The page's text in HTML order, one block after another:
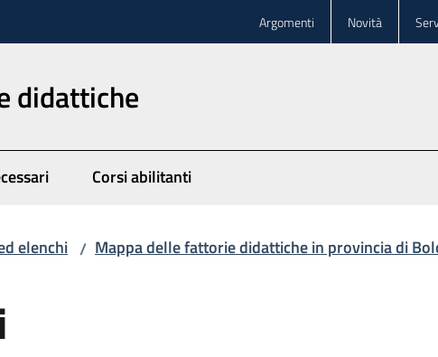
Argomenti Novità
didattiche
Corsi abilitanti
elenchi / Mappa delle fattorie didattiche in provincia di